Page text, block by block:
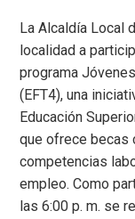
La Alcaldía Local
localidad a
programa
(EFT4), una
Educación
que ofrece becas
competencias
empleo. Como
las 6:00 p. m. se